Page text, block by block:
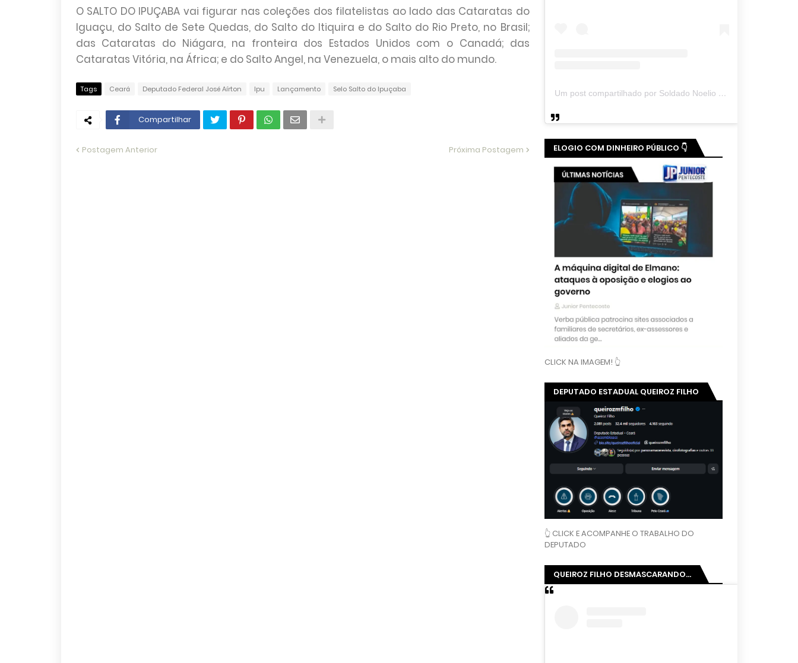
O SALTO DO IPUÇABA vai figurar nas coleções dos filatelistas ao lado das Cataratas do
Iguaçu, do Salto de Sete Quedas, do Salto do Itiquira e do Salto do Rio Preto, no Brasil;
das Cataratas do Niágara, na fronteira dos Estados Unidos com o Canadá; das
Cataratas Vitória, na África; e do Salto Angel, na Venezuela, o mais alto do mundo.
Tags Ceará Deputado Federal José Aírton Ipu Lançamento Selo Salto do Ipuçaba
Compartilhar
Postagem Anterior Próxima Postagem
Um post compartilhado por Soldado Noelio (@soldadonoelio)
ELOGIO COM DINHEIRO PÚBLICO 👇
CLICK NA IMAGEM! 👆
DEPUTADO ESTADUAL QUEIROZ FILHO
👆 CLICK E ACOMPANHE O TRABALHO DO
DEPUTADO
QUEIROZ FILHO DESMASCARANDO...